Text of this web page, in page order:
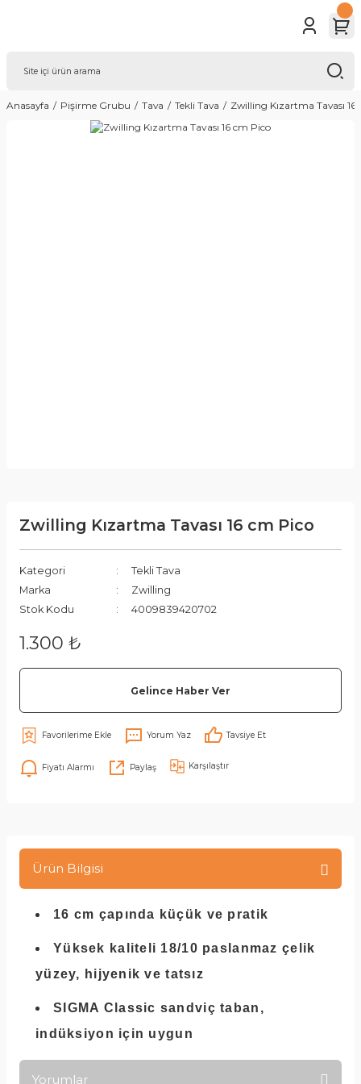
Anasayfa Pişirme Grubu Tava Tekli Tava Zwilling Kızartma Tavası
Zwilling Kızartma Tavası 16 cm Pico
Kategori
Tekli Tava
Marka
Zwilling
Stok Kodu
4009839420702
1.300 ₺
Gelince Haber Ver
Yorum Yaz Tavsiye Et
Fiyatı Alarmı Paylaş Karşılaştır
Ürün Bilgisi
16 cm çapında küçük ve pratik
Yüksek kaliteli 18/10 paslanmaz çelik
yüzey, hijyenik ve tatsız
SIGMA Classic sandviç taban,
indüksiyon için uygun
Yorumlar